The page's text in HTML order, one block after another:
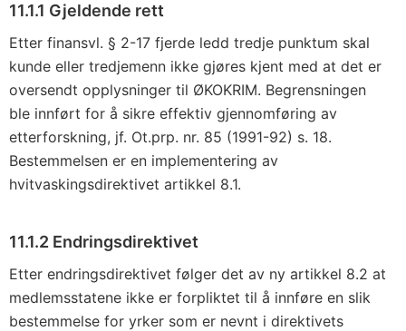
11.1.1 Gjeldende rett
Etter finansvl. § 2-17 fjerde ledd tredje punktum skal
kunde eller tredjemenn ikke gjøres kjent med at det er
oversendt opplysninger til ØKOKRIM. Begrensningen
ble innført for å sikre effektiv gjennomføring av
etterforskning, jf. Ot.prp. nr. 85 (1991-92) s. 18.
Bestemmelsen er en implementering av
hvitvaskingsdirektivet artikkel 8.1.
11.1.2 Endringsdirektivet
Etter endringsdirektivet følger det av ny artikkel 8.2 at
medlemsstatene ikke er forpliktet til å innføre en slik
bestemmelse for yrker som er nevnt i direktivets